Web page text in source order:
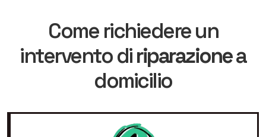
Come richiedere un
intervento diriparazionea
domicilio